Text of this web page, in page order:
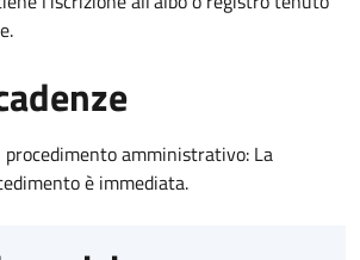
procedimento amministrativo: La
è immediata.